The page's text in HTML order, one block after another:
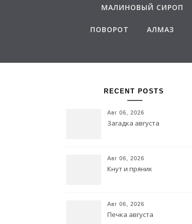
МАЛИНОВЫЙ СИРОП
ПОВОРОТ АЛМАЗ
RECENT POSTS
Авг 06, 2026
Загадка августа
Авг 06, 2026
Кнут и пряник
Авг 06, 2026
Печка августа